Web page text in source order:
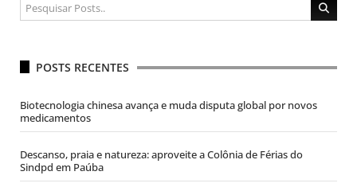
POSTS RECENTES
Biotecnologia chinesa avança e muda disputa global por novos
medicamentos
Descanso, praia e natureza: aproveite a Colônia de Férias do
Sindpd em Paúba